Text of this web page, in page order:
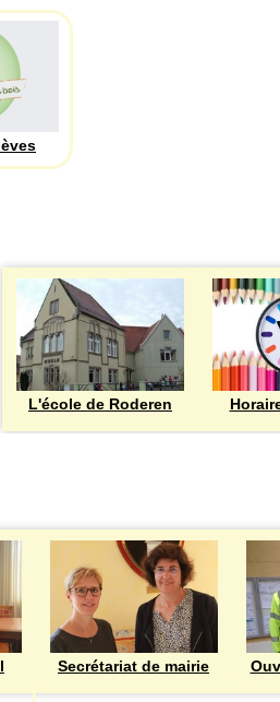
L'école de Roderen
Secrétariat de mairie